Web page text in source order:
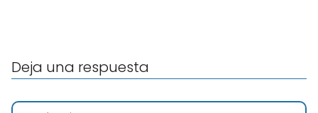
Deja una respuesta